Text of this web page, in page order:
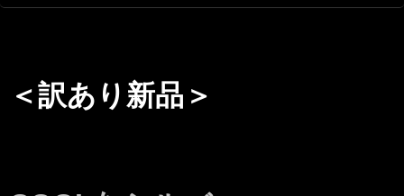
＜訳あり新品＞